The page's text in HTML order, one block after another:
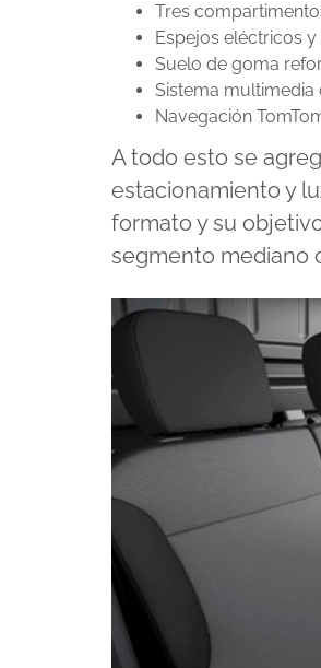
Tres
Espejos eléctricos
Suelo de goma
Sistema multimedia
Navegación
A todo esto se
estacionamiento y
formato y su
segmento mediano